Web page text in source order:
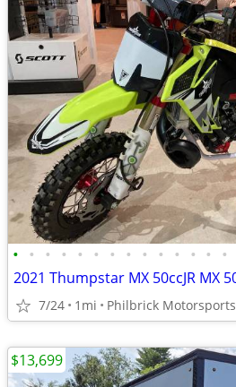
• • • • • • • • • • • • • •
7/24 1mi Philbrick Motorsports
$13,699